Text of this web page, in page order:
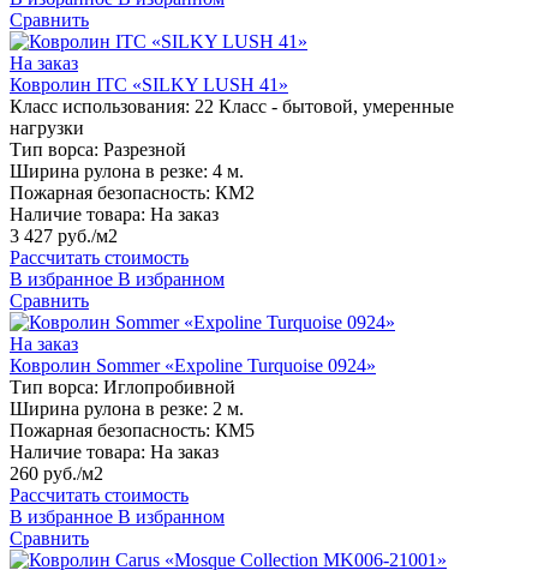
Сравнить
На заказ
Ковролин ITC «SILKY LUSH 41»
Класс использования: 22 Класс - бытовой, умеренные
нагрузки
Тип ворса: Разрезной
Ширина рулона в резке: 4 м.
Пожарная безопасность: КМ2
Наличие товара: На заказ
3 427 руб./м2
Рассчитать стоимость
В избранное В избранном
Сравнить
На заказ
Ковролин Sommer «Expoline Turquoise 0924»
Тип ворса: Иглопробивной
Ширина рулона в резке: 2 м.
Пожарная безопасность: КМ5
Наличие товара: На заказ
260 руб./м2
Рассчитать стоимость
В избранное В избранном
Сравнить